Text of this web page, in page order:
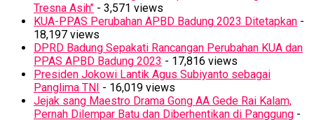
Tresna Asih’’ - 3,571 views
KUA-PPAS Perubahan APBD Badung 2023 Ditetapkan -
18,197 views
DPRD Badung Sepakati Rancangan Perubahan KUA dan
PPAS APBD Badung 2023 - 17,816 views
Presiden Jokowi Lantik Agus Subiyanto sebagai
Panglima TNI - 16,019 views
Jejak sang Maestro Drama Gong AA Gede Rai Kalam,
Pernah Dilempar Batu dan Diberhentikan di Panggung -